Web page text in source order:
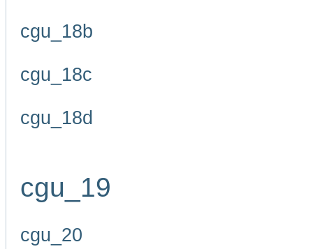
cgu_18b
cgu_18c
cgu_18d
cgu_19
cgu_20